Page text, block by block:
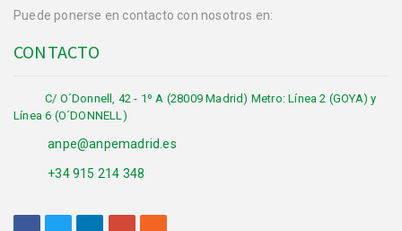
Puede ponerse en contacto con nosotros en:
CONTACTO
C/ O´Donnell, 42 - 1º A (28009 Madrid) Metro: Línea 2 (GOYA) y
Línea 6 (O´DONNELL)
anpe@anpemadrid.es
+34 915 214 348